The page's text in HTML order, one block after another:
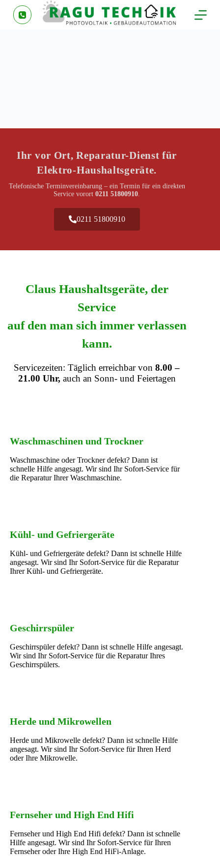
Z
u
Ihr vor Ort, Reparatur-Dienst für
Elektro-Haushaltsgeräte.
Telefonische Terminvereinbarung – ein Termin für ein direkten
Service vorort0211 51800910.
0211 51800910
Claus Haushaltsgeräte, der
Service
auf den man sich immer verlassen
kann.
Servicezeiten: Täglich erreichbar von8.00 –
21.00 Uhr, auch an Sonn- und Feiertagen
Waschmaschinen und Trockner
Waschmaschine oder Trockner defekt? Dann ist
schnelle Hilfe angesagt. Wir sind Ihr Sofort-Service für
die Reparatur Ihrer Waschmaschine.
Kühl- und Gefriergeräte
Kühl- und Gefriergeräte defekt? Dann ist schnelle Hilfe
angesagt. Wir sind Ihr Sofort-Service für die Reparatur
Ihrer Kühl- und Gefriergeräte.
Geschirrspüler
Geschirrspüler defekt? Dann ist schnelle Hilfe angesagt.
Wir sind Ihr Sofort-Service für die Reparatur Ihres
Geschirrspülers.
Herde und Mikrowellen
Herde und Mikrowelle defekt? Dann ist schnelle Hilfe
angesagt. Wir sind Ihr Sofort-Service für Ihren Herd
oder Ihre Mikrowelle.
Fernseher und High End Hifi
Fernseher und High End Hifi defekt? Dann ist schnelle
Hilfe angesagt. Wir sind Ihr Sofort-Service für Ihren
Fernseher oder Ihre High End HiFi-Anlage.